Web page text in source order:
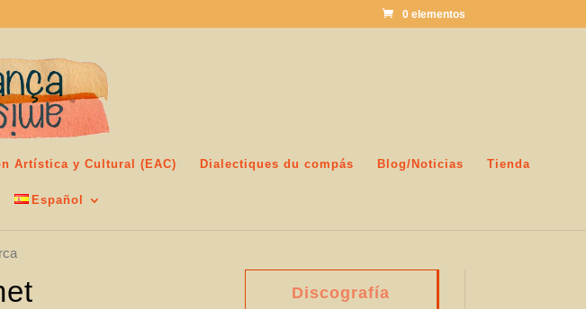
0 elementos
Artística y Cultural (EAC) Dialectiques du compás Blog/Noticias Tienda
Español
Discografía